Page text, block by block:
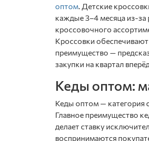
оптом. Детские
каждые 3–4 месяца из-за
кроссовочного
Кроссовки
преимущество —
закупки на квартал
Кеды оптом:
Кеды оптом —
Главное преимущество
делает ставку
воспринимаются